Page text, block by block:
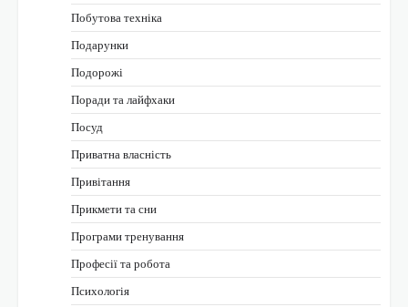
Побутова техніка
Подарунки
Подорожі
Поради та лайфхаки
Посуд
Приватна власність
Привітання
Прикмети та сни
Програми тренування
Професії та робота
Психологія